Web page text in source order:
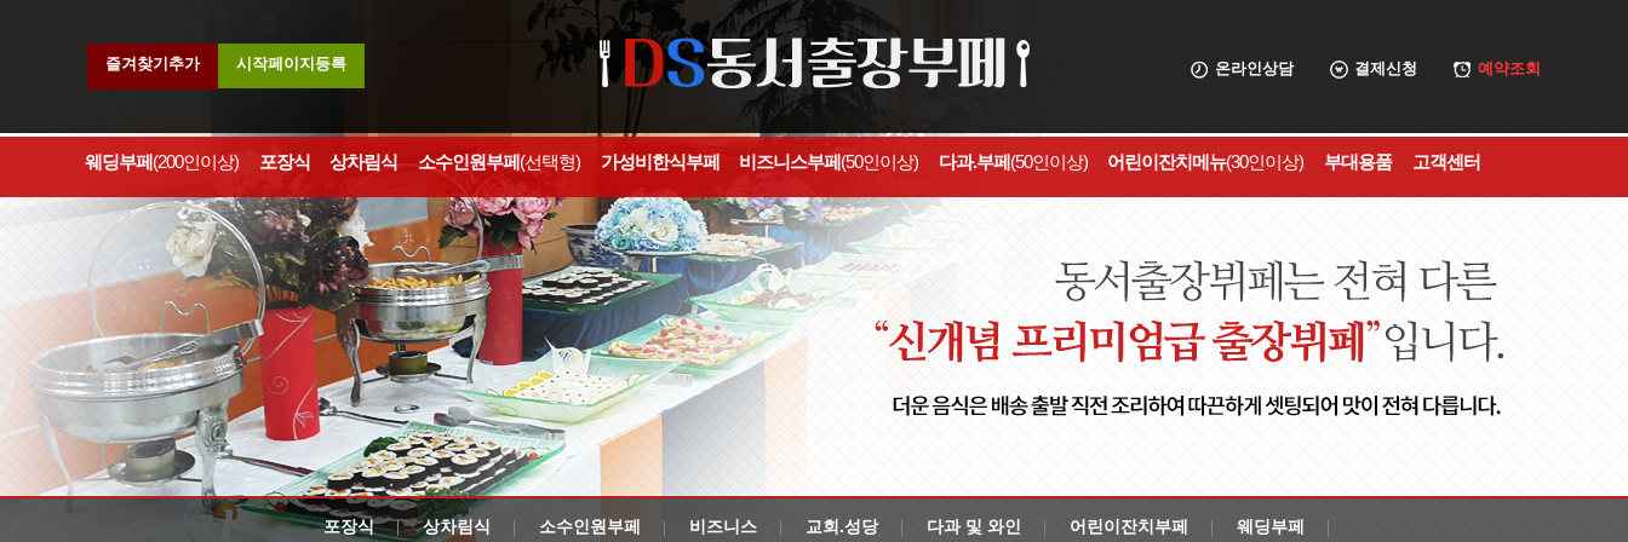
즐겨찾기추가 시작페이지등록 온라인상담 결제신청 예약조회
웨딩부페(200인이상) 포장식 상차림식 소수인원부페(선택형) 가성비한식부페 비즈니스부페(50인이상) 다과.부페(50인이상) 어린이잔치메뉴(30인이상) 부대용품 고객센터
포장식 상차림식 소수인원부페 비즈니스 교회.성당 다과 및 와인 어린이잔치부페 웨딩부페